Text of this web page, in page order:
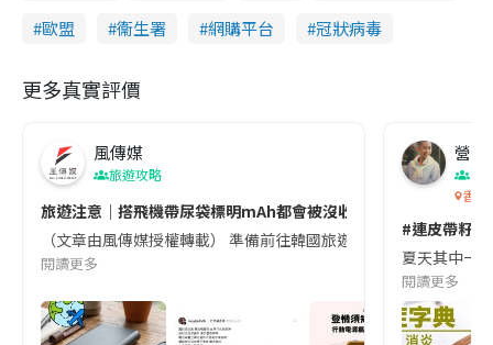
歐盟
衞生署 網購平台 冠狀病毒
更多真實評價
風傳媒
旅遊攻略
旅遊注意｜搭飛機帶尿袋標明mAh都會被沒收😱出發前切記檢查
（文章由風傳媒授權轉載） 準備前往韓國旅遊的民眾，近期要
閱讀更多
營養
香港
#連皮帶籽
夏天其中一
閱讀更多